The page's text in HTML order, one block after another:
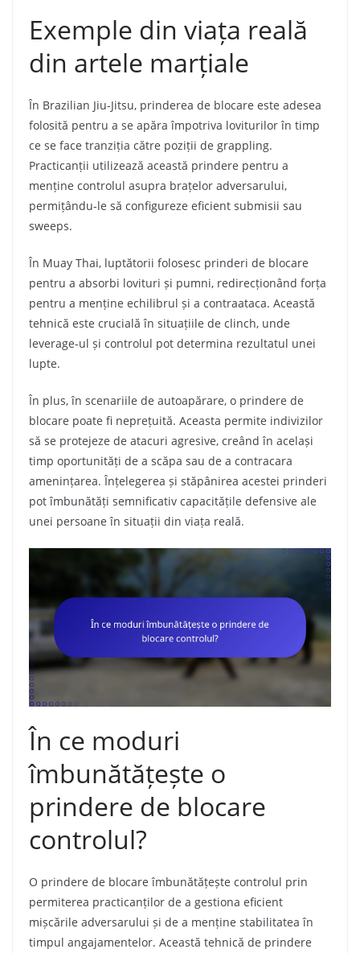
Exemple din viața reală
din artele marțiale
În Brazilian Jiu-Jitsu, prinderea de blocare este adesea
folosită pentru a se apăra împotriva loviturilor în timp
ce se face tranziția către poziții de grappling.
Practicanții utilizează această prindere pentru a
menține controlul asupra brațelor adversarului,
permițându-le să configureze eficient submisii sau
sweeps.
În Muay Thai, luptătorii folosesc prinderi de blocare
pentru a absorbi lovituri și pumni, redirecționând forța
pentru a menține echilibrul și a contraataca. Această
tehnică este crucială în situațiile de clinch, unde
leverage-ul și controlul pot determina rezultatul unei
lupte.
În plus, în scenariile de autoapărare, o prindere de
blocare poate fi neprețuită. Aceasta permite indivizilor
să se protejeze de atacuri agresive, creând în același
timp oportunități de a scăpa sau de a contracara
amenințarea. Înțelegerea și stăpânirea acestei prinderi
pot îmbunătăți semnificativ capacitățile defensive ale
unei persoane în situații din viața reală.
În ce moduri
îmbunătățește o
prindere de blocare
controlul?
O prindere de blocare îmbunătățește controlul prin
permiterea practicanților de a gestiona eficient
mișcările adversarului și de a menține stabilitatea în
timpul angajamentelor. Această tehnică de prindere